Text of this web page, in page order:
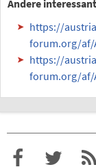
Andere
https://
forum.org/af/
https://
forum.org/af/